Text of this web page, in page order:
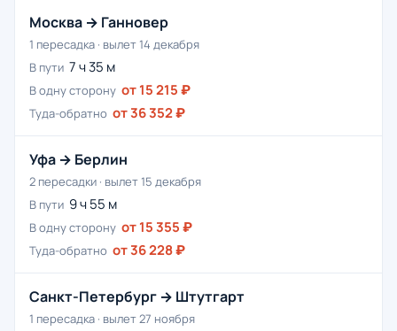
Москва → Ганновер
1 пересадка · вылет 14 декабря
В пути 7 ч 35 м
В одну сторону от 15 215 ₽
Туда-обратно от 36 352 ₽
Уфа → Берлин
2 пересадки · вылет 15 декабря
В пути 9 ч 55 м
В одну сторону от 15 355 ₽
Туда-обратно от 36 228 ₽
Санкт-Петербург → Штутгарт
1 пересадка · вылет 27 ноября